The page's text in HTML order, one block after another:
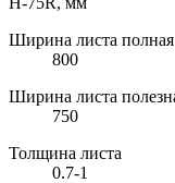
Ширина листа полная
800
Ширина листа
750
Толщина листа
0.7-1